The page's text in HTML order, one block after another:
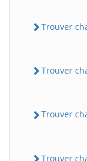
Trouver
Trouver
Trouver
Trouver